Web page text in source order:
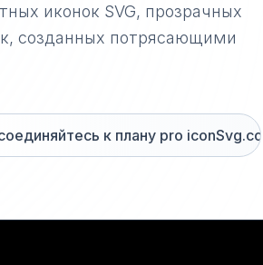
иконок SVG, прозрачных
созданных потрясающими
к плану pro iconSvg.co